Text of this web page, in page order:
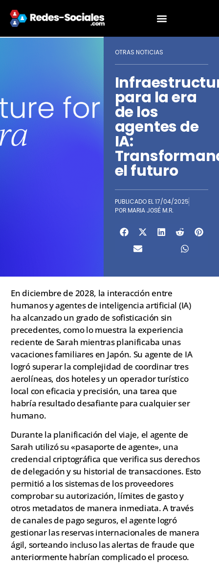
OTRAS NOTICIAS
para la era
de los
agentes de
IA:
el futuro
PUBLICADO EL17/04/2025
POR MARIA JOSÉ M.R.
En diciembre de 2028, la interacción entre
humanos y agentes de inteligencia artificial (IA)
ha alcanzado un grado de sofisticación sin
precedentes, como lo muestra la experiencia
reciente de Sarah mientras planificaba unas
vacaciones familiares en Japón. Su agente de IA
logró superar la complejidad de coordinar tres
aerolíneas, dos hoteles y un operador turístico
local con eficacia y precisión, una tarea que
habría resultado desafiante para cualquier ser
humano.
Durante la planificación del viaje, el agente de
Sarah utilizó su «pasaporte de agente», una
credencial criptográfica que verifica sus derechos
de delegación y su historial de transacciones. Esto
permitió a los sistemas de los proveedores
comprobar su autorización, límites de gasto y
otros metadatos de manera inmediata. A través
de canales de pago seguros, el agente logró
gestionar las reservas internacionales de manera
ágil, sorteando incluso las alertas de fraude que
anteriormente habrían complicado el proceso.